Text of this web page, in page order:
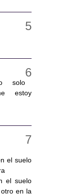
solo
estoy
el suelo
el suelo
en la